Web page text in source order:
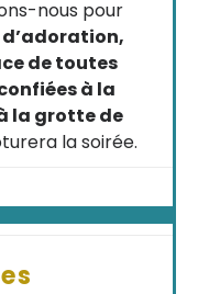
nous pour
de toutes
à la
la grotte de
la soirée.